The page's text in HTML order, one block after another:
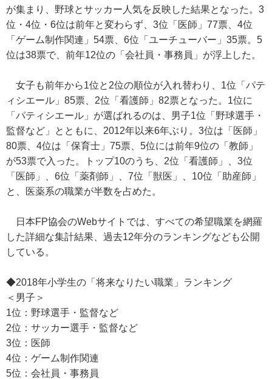
が集まり、野球とサッカー人気を反映した結果となった。3
位・4位・6位は前年と変わらず、3位「医師」77票、4位
「ゲーム制作関連」54票、6位「ユーチューバー」35票。5
位は38票で、前年12位の「会社員・事務員」が浮上した。
女子も前年から1位と2位の順位が入れ替わり、1位「パテ
ィシエール」85票、2位「看護師」82票となった。1位に
「パティシエール」が選ばれるのは、男子1位「野球選手・
監督など」とともに、2012年以来6年ぶり。3位は「医師」
80票、4位は「保育士」75票、5位には前年9位の「教師」
が53票で入った。トップ10のうち、2位「看護師」、3位
「医師」、6位「薬剤師」、7位「獣医」、10位「助産師」
と、医薬系の職業が半数を占めた。
日本FP協会のWebサイトでは、すべての希望職業を網羅
した詳細な集計結果、過去12年分のランキングなども公開
している。
◆2018年小学生の「将来なりたい職業」ランキング
＜男子＞
1位：野球選手・監督など
2位：サッカー選手・監督など
3位：医師
4位：ゲーム制作関連
5位：会社員・事務員